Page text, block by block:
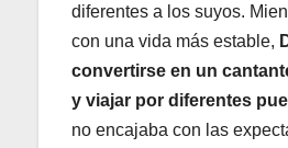
diferentes a los suyos.
con una vida más estable,
convertirse en un
y viajar por diferentes
no encajaba con las